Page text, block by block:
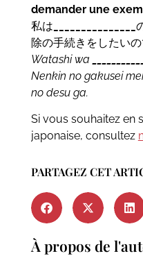
demander une
私は
除の手続きをしたいの
Watashi wa
Nenkin no gakusei
no desu ga.
Si vous souhaitez en
japonaise, consultez
PARTAGEZ CET
À propos de